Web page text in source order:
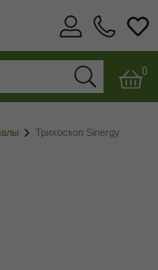
0
Трихоскоп Sinergy